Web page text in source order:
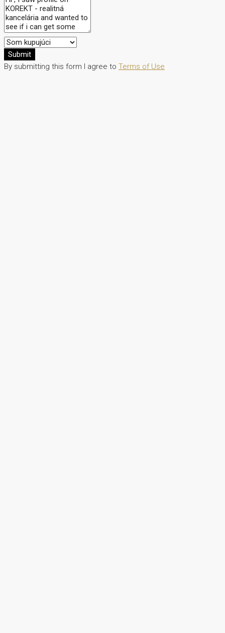
Submit
By submitting this form I agree to Terms of Use